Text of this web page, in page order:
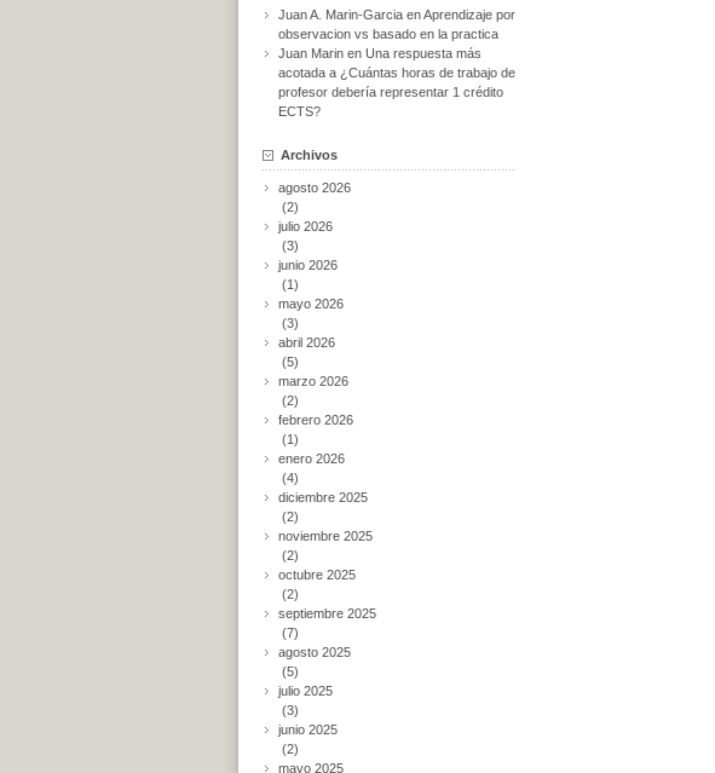
Juan A. Marin-Garcia enAprendizaje por
observacion vs basado en la practica
Juan Marin en Una respuesta más
acotada a ¿Cuántas horas de trabajo de
profesor debería representar 1 crédito
ECTS?
Archivos
agosto 2026
(2)
julio 2026
(3)
junio 2026
(1)
mayo 2026
(3)
abril 2026
(5)
marzo 2026
(2)
febrero 2026
(1)
enero 2026
(4)
diciembre 2025
(2)
noviembre 2025
(2)
octubre 2025
(2)
septiembre 2025
(7)
agosto 2025
(5)
julio 2025
(3)
junio 2025
(2)
mayo 2025